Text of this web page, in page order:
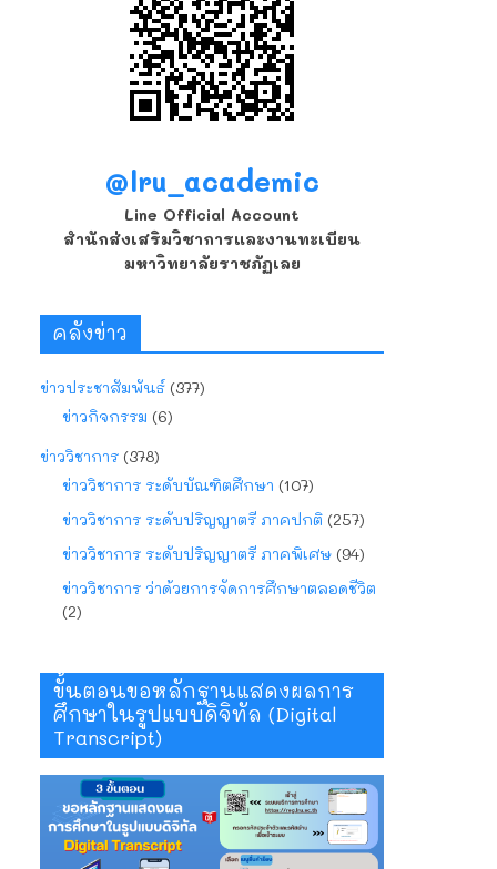
@lru_academic
Line Official Account
สำนักส่งเสริมวิชาการและงานทะเบียน
มหาวิทยาลัยราชภัฏเลย
คลังข่าว
ข่าวประชาสัมพันธ์ (377)
ข่าวกิจกรรม (6)
ข่าววิชาการ (378)
ข่าววิชาการ ระดับบัณฑิตศึกษา (107)
ข่าววิชาการ ระดับปริญญาตรี ภาคปกติ (257)
ข่าววิชาการ ระดับปริญญาตรี ภาคพิเศษ (94)
ข่าววิชาการ ว่าด้วยการจัดการศึกษาตลอดชีวิต
(2)
ขั้นตอนขอหลักฐานแสดงผลการ
ศึกษาในรูปแบบดิจิทัล (Digital
Transcript)